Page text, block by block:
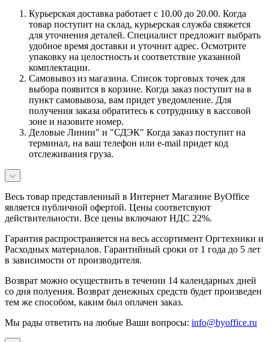
Курьерская доставка работает с 10.00 до 20.00. Когда
товар поступит на склад, курьерская служба свяжется
для уточнения деталей. Специалист предложит выбрать
удобное время доставки и уточнит адрес. Осмотрите
упаковку на целостность и соответствие указанной
комплектации.
Самовывоз из магазина. Список торговых точек для
выбора появится в корзине. Когда заказ поступит на в
пункт самовывоза, вам придет уведомление. Для
получения заказа обратитесь к сотруднику в кассовой
зоне и назовите номер.
Деловые Линии" и "СДЭК" Когда заказ поступит на
терминал, на ваш телефон или e-mail придет код
отслеживания груза.
Весь товар представленный в Интернет Магазине ByOffice
является публичной офертой. Цены соответсвуют
действительности. Все цены включают НДС 22%.
Гарантия распространяется на весь ассортимент Оргтехники и
Расходных материалов. Гарантийный сроки от 1 года до 5 лет
в зависимости от производителя.
Возврат можно осуществить в течении 14 календарных дней
со дня полуения. Возврат денежных средств будет произведен
тем же способом, каким был оплачен заказ.
Мы рады ответить на любые Ваши вопросы: info@byoffice.ru